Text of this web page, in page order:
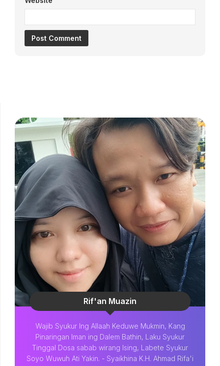
Rif'an Muazin
Wajib Syukur Ing Allaah Keduwe Mukmin, Kang
Pinaringan Iman ing Dalem Bathin, Laku Syukur
Tinggal Dosa sabab wirang Ising, Labete Syukur
Soyo Wuwuh Ati Yakin. - Syaikhina K.H. Ahmad Rifa'i